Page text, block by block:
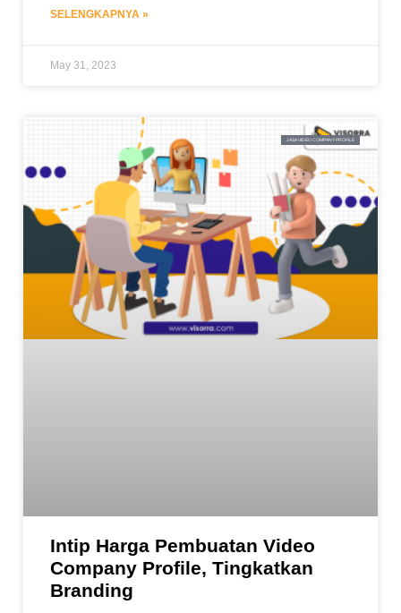
SELENGKAPNYA »
May 31, 2023
JASA VIDEO COMPANY PROFILE
Intip Harga Pembuatan Video
Company Profile, Tingkatkan
Branding